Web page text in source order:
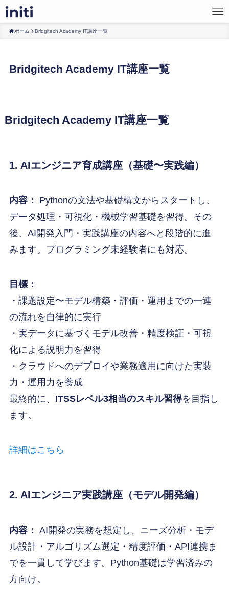
ホーム Bridgitech Academy IT講座一覧
Bridgitech Academy IT講座一覧
Bridgitech Academy IT講座一覧
1. AIエンジニア育成講座（基礎〜実践編）
内容：
Pythonの文法や基礎構文からスタートし、
データ処理・可視化・機械学習基礎を習得。その
後、AI開発入門・実践講座の内容へと段階的に進
みます。プログラミング未経験者にも対応。
目標：
・課題設定〜モデル構築・評価・運用までの一連
の流れを自律的に実行
・実データに基づくモデル改善・精度検証・可視
化による説明力を習得
・クラウドへのデプロイや業務適用に向けた実装
力・運用力を養成
最終的に、 ITSSレベル3相当のスキル習得を目指し
ます。
詳細はこちら
2. AIエンジニア実践講座（モデル開発編）
内容： AI開発の実務を想定し、ニーズ分析・モデ
ル設計・アルゴリズム選定・精度評価・API連携ま
でを一貫して学びます。Python基礎は学習済みの
方向け。